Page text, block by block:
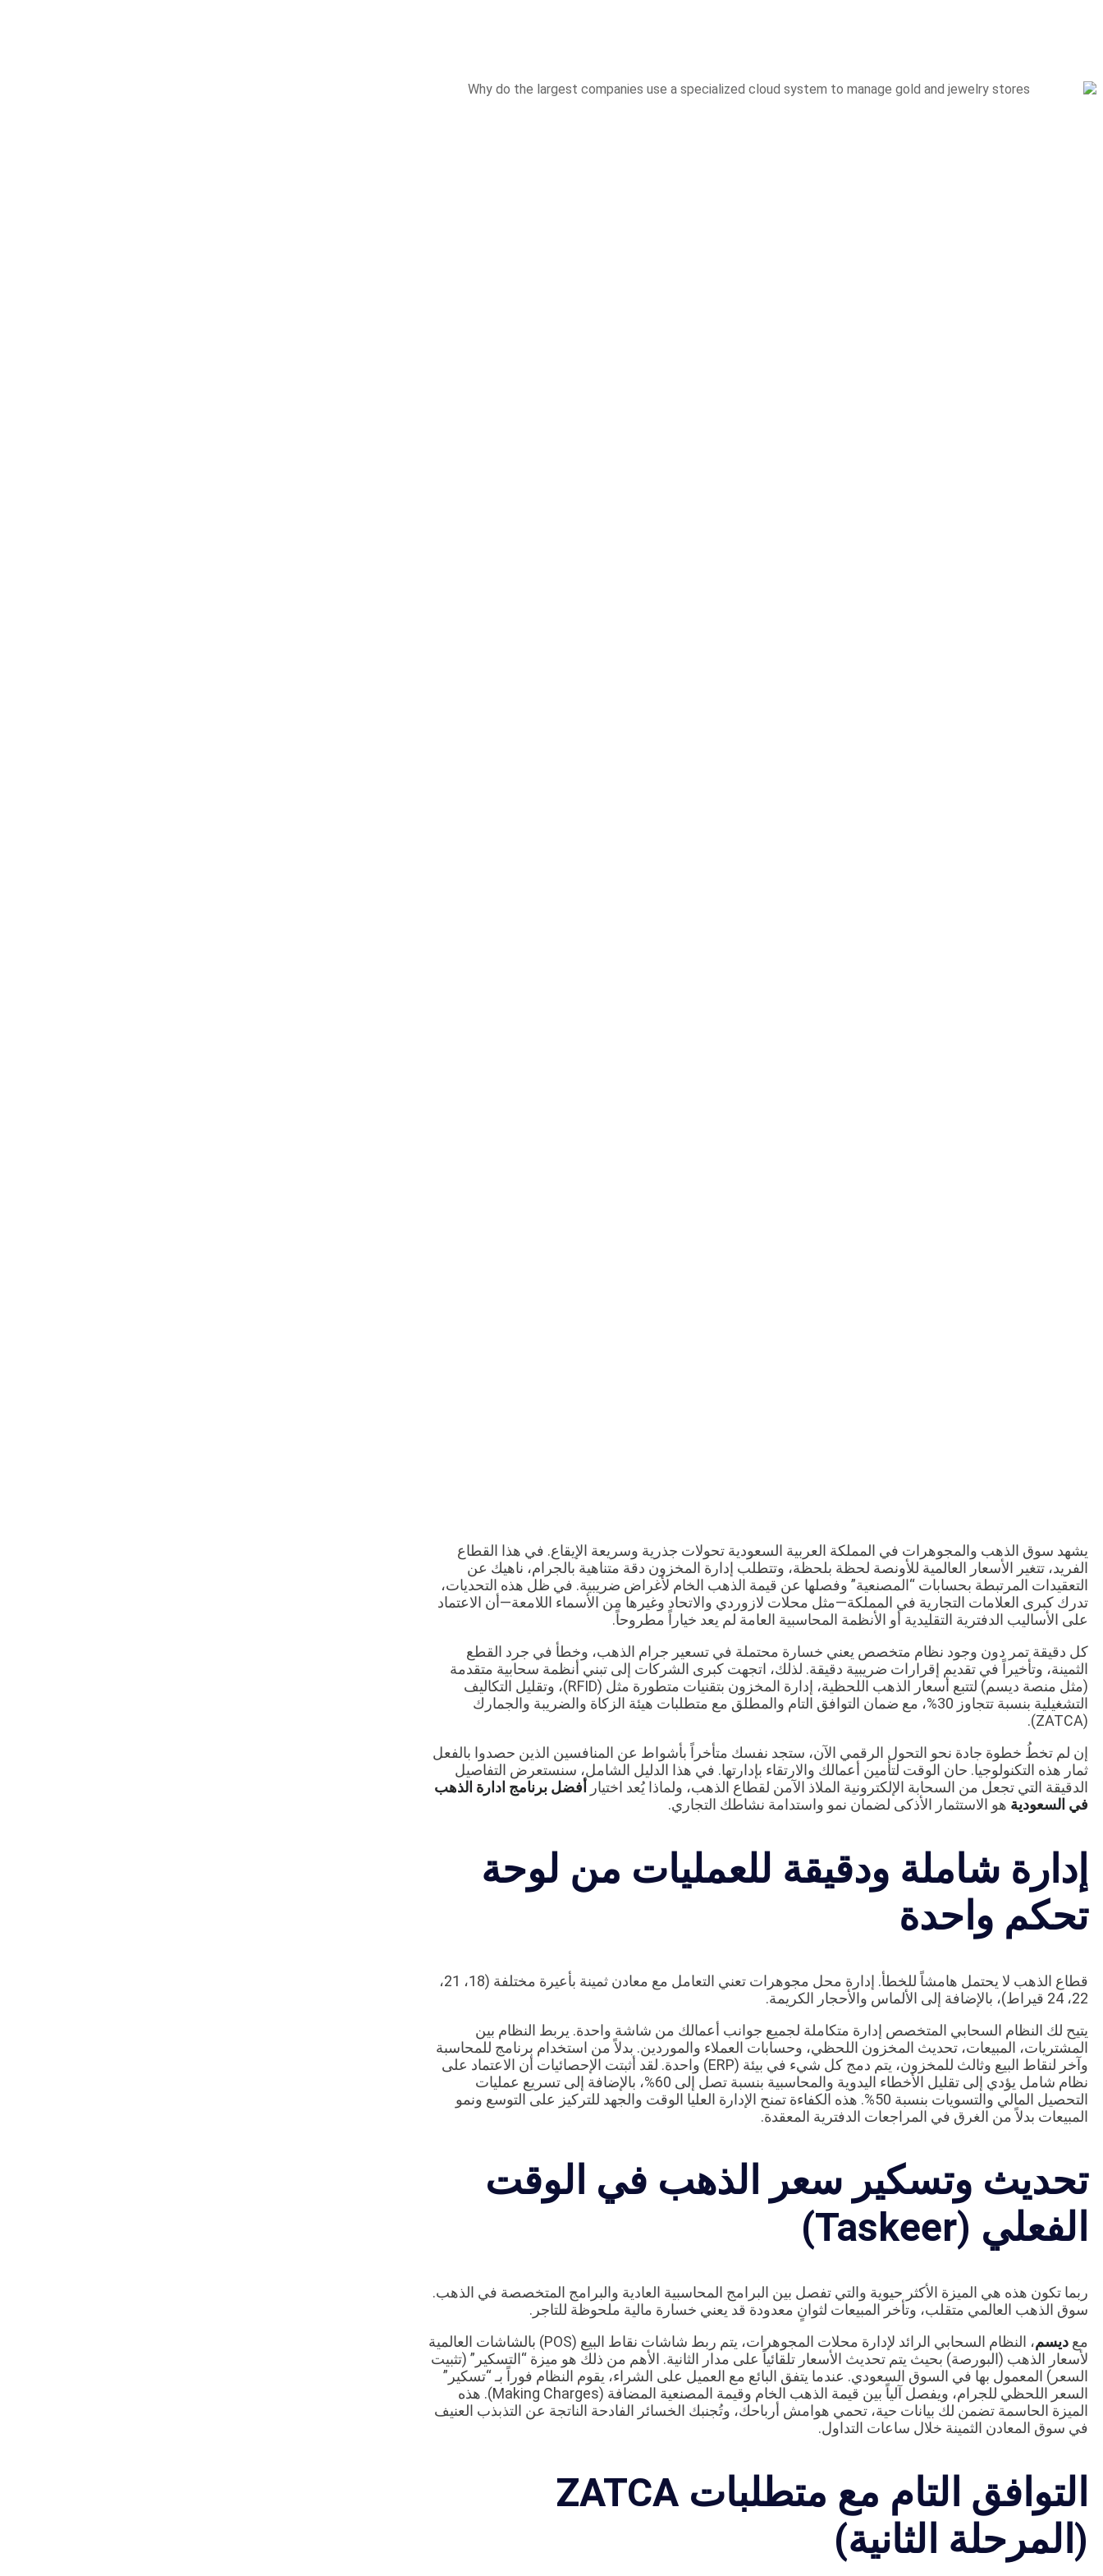
يشهد سوق الذهب والمجوهرات في المملكة العربية السعودية تحولات جذرية وسريعة الإيقاع. في هذا القطاع
الفريد، تتغير الأسعار العالمية للأونصة لحظة بلحظة، وتتطلب إدارة المخزون دقة متناهية بالجرام، ناهيك عن
التعقيدات المرتبطة بحسابات “المصنعية” وفصلها عن قيمة الذهب الخام لأغراض ضريبية. في ظل هذه التحديات،
تدرك كبرى العلامات التجارية في المملكة—مثل محلات لازوردي والاتحاد وغيرها من الأسماء اللامعة—أن الاعتماد
على الأساليب الدفترية التقليدية أو الأنظمة المحاسبية العامة لم يعد خياراً مطروحاً.
كل دقيقة تمر دون وجود نظام متخصص يعني خسارة محتملة في تسعير جرام الذهب، وخطأ في جرد القطع
الثمينة، وتأخيراً في تقديم إقرارات ضريبية دقيقة. لذلك، اتجهت كبرى الشركات إلى تبني أنظمة سحابية متقدمة
(مثل منصة ديسم) لتتبع أسعار الذهب اللحظية، إدارة المخزون بتقنيات متطورة مثل (RFID)، وتقليل التكاليف
التشغيلية بنسبة تتجاوز 30%، مع ضمان التوافق التام والمطلق مع متطلبات هيئة الزكاة والضريبة والجمارك
(ZATCA).
إن لم تخطُ خطوة جادة نحو التحول الرقمي الآن، ستجد نفسك متأخراً بأشواط عن المنافسين الذين حصدوا بالفعل
ثمار هذه التكنولوجيا. حان الوقت لتأمين أعمالك والارتقاء بإدارتها. في هذا الدليل الشامل، سنستعرض التفاصيل
الدقيقة التي تجعل من السحابة الإلكترونية الملاذ الآمن لقطاع الذهب، ولماذا يُعد اختيار أفضل برنامج ادارة الذهب
في السعودية هو الاستثمار الأذكى لضمان نمو واستدامة نشاطك التجاري.
إدارة شاملة ودقيقة للعمليات من لوحة
تحكم واحدة
قطاع الذهب لا يحتمل هامشاً للخطأ. إدارة محل مجوهرات تعني التعامل مع معادن ثمينة بأعيرة مختلفة (18، 21،
22، 24 قيراط)، بالإضافة إلى الألماس والأحجار الكريمة.
يتيح لك النظام السحابي المتخصص إدارة متكاملة لجميع جوانب أعمالك من شاشة واحدة. يربط النظام بين
المشتريات، المبيعات، تحديث المخزون اللحظي، وحسابات العملاء والموردين. بدلاً من استخدام برنامج للمحاسبة
وآخر لنقاط البيع وثالث للمخزون، يتم دمج كل شيء في بيئة (ERP) واحدة. لقد أثبتت الإحصائيات أن الاعتماد على
نظام شامل يؤدي إلى تقليل الأخطاء اليدوية والمحاسبية بنسبة تصل إلى 60%، بالإضافة إلى تسريع عمليات
التحصيل المالي والتسويات بنسبة 50%. هذه الكفاءة تمنح الإدارة العليا الوقت والجهد للتركيز على التوسع ونمو
المبيعات بدلاً من الغرق في المراجعات الدفترية المعقدة.
تحديث وتسكير سعر الذهب في الوقت
الفعلي (Taskeer)
ربما تكون هذه هي الميزة الأكثر حيوية والتي تفصل بين البرامج المحاسبية العادية والبرامج المتخصصة في الذهب.
سوق الذهب العالمي متقلب، وتأخر المبيعات لثوانٍ معدودة قد يعني خسارة مالية ملحوظة للتاجر.
مع ديسم
، النظام السحابي الرائد لإدارة محلات المجوهرات، يتم ربط شاشات نقاط البيع (POS) بالشاشات العالمية
لأسعار الذهب (البورصة) بحيث يتم تحديث الأسعار تلقائياً على مدار الثانية. الأهم من ذلك هو ميزة “التسكير” (تثبيت
السعر) المعمول بها في السوق السعودي. عندما يتفق البائع مع العميل على الشراء، يقوم النظام فوراً بـ “تسكير”
السعر اللحظي للجرام، ويفصل آلياً بين قيمة الذهب الخام وقيمة المصنعية المضافة (Making Charges). هذه
الميزة الحاسمة تضمن لك بيانات حية، تحمي هوامش أرباحك، وتُجنبك الخسائر الفادحة الناتجة عن التذبذب العنيف
في سوق المعادن الثمينة خلال ساعات التداول.
التوافق التام مع متطلبات ZATCA
(المرحلة الثانية)